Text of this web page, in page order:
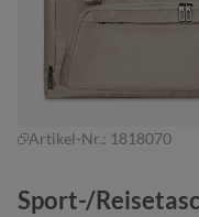
Artikel-Nr.: 1818070
Sport-/